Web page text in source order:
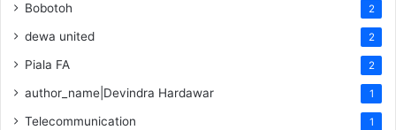
Bobotoh 2
dewa united 2
Piala FA 2
author_name|Devindra Hardawar 1
Telecommunication 1